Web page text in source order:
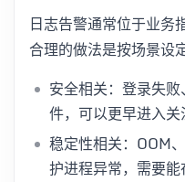
日志告警通常位于业务
合理的做法是按场景设
安全相关：登录失
件，可以更早进入关
稳定性相关：OOM
护进程异常，需要能